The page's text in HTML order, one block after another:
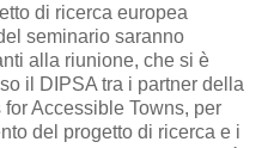
di ricerca europea
seminario saranno
alla riunione, che si è
il DIPSA tra i partner della
Accessible Towns, per
del progetto di ricerca e i